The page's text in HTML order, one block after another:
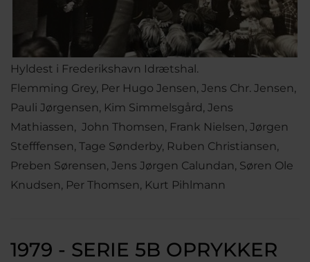
Hyldest i Frederikshavn Idrætshal.
Flemming Grey, Per Hugo Jensen, Jens Chr. Jensen,
Pauli Jørgensen, Kim Simmelsgård, Jens
Mathiassen, John Thomsen, Frank Nielsen, Jørgen
Stefffensen, Tage Sønderby, Ruben Christiansen,
Preben Sørensen, Jens Jørgen Calundan, Søren Ole
Knudsen, Per Thomsen, Kurt Pihlmann
1979 - SERIE 5B OPRYKKER